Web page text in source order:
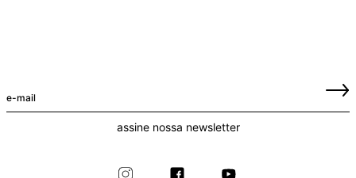
assine nossa newsletter